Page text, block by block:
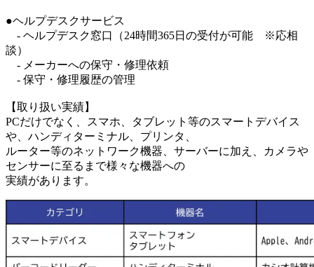
●ヘルプデスクサービス
- ヘルプデスク窓口（24時間365日の受付が可能 ※応相
談）
- メーカーへの保守・修理依頼
- 保守・修理履歴の管理
【取り扱い実績】
PCだけでなく、スマホ、タブレット等のスマートデバイス
や、ハンディターミナル、プリンタ、
ルーター等のネットワーク機器、サーバーに加え、カメラや
センサーに至るまで様々な機器への
実績があります。